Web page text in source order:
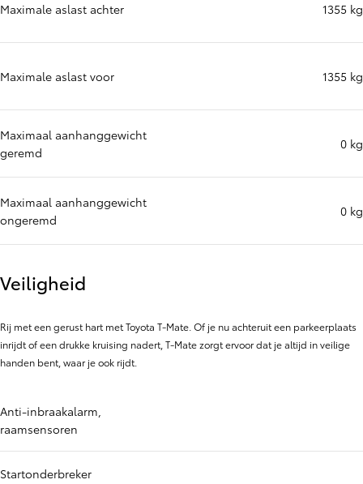
Maximale aslast achter 1355 kg
Maximale aslast voor 1355 kg
Maximaal aanhanggewicht
geremd
0 kg
Maximaal aanhanggewicht
ongeremd
0 kg
Veiligheid
Rij met een gerust hart met Toyota T-Mate. Of je nu achteruit een parkeerplaats
inrijdt of een drukke kruising nadert, T-Mate zorgt ervoor dat je altijd in veilige
handen bent, waar je ook rijdt.
Anti-inbraakalarm,
raamsensoren
Startonderbreker